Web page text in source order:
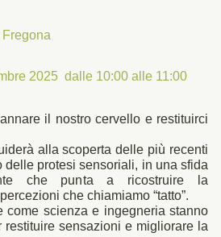
2025  dalle 10:00 alle 11:00
il nostro cervello e restituirci
alla scoperta delle più recenti
delle protesi sensoriali, in una sfida
che punta a ricostruire la
che chiamiamo “tatto”.
come scienza e ingegneria stanno
restituire sensazioni e migliorare la